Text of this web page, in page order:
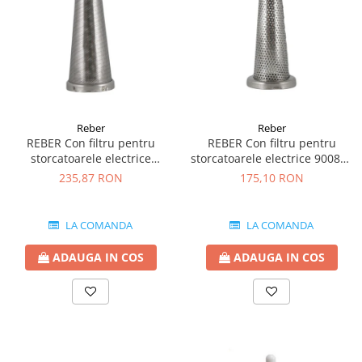
Reber
REBER Con filtru pentru
storcatoarele electrice
9000NPSP, 9000N 9004N (1.1
235,87 RON
LA COMANDA
ADAUGA IN COS
Reber
REBER Con filtru pentru
storcatoarele electrice 9008N-
2.5 MM
175,10 RON
LA COMANDA
ADAUGA IN COS